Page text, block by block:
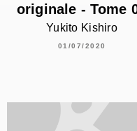
originale - Tome
Yukito Kishiro
01/07/2020